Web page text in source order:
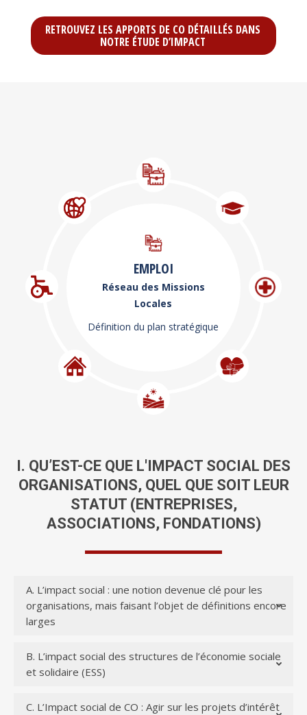
RETROUVEZ LES APPORTS DE CO DÉTAILLÉS DANS
NOTRE ÉTUDE D’IMPACT
EMPLOI
Réseau des Missions
Locales
Définition du plan stratégique
I. QU’EST-CE QUE L'IMPACT SOCIAL DES
ORGANISATIONS, QUEL QUE SOIT LEUR
STATUT (ENTREPRISES,
ASSOCIATIONS, FONDATIONS)
A. L’impact social : une notion devenue clé pour les
organisations, mais faisant l’objet de définitions encore
larges
B. L’impact social des structures de l’économie sociale
et solidaire (ESS)
C. L’Impact social de CO : Agir sur les projets d’intérêt